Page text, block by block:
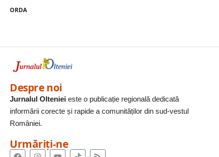
ORDA
Despre noi
Jurnalul Olteniei este o publicație regională dedicată
informării corecte și rapide a comunităților din sud-vestul
României.
Urmăriți-ne